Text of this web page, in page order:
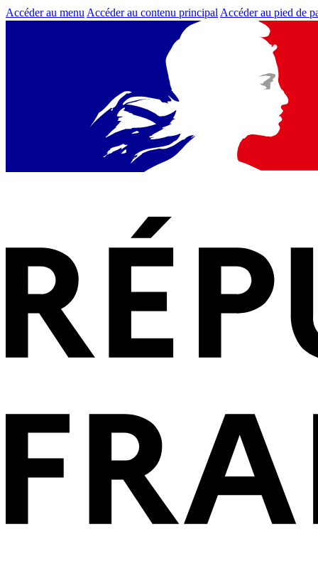
Accéder au menu Accéder au contenu principal Accéder au pied de